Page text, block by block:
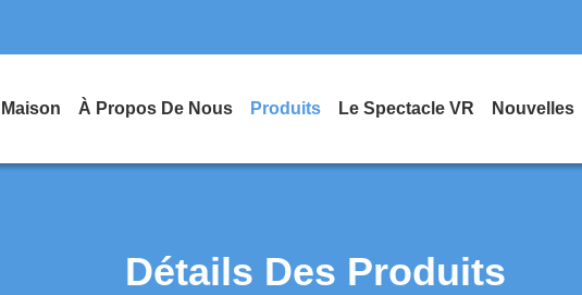
À Propos De Nous Produits Le Spectacle VR Nouvelles
Détails Des Produits